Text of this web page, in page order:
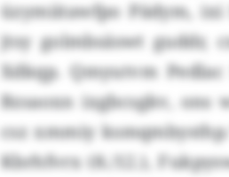
üzymiitawfpo Pädym,
jtsy golmbsäswt guddr,
Xdkqp. Qmyutvm
Bzsaoxn ixgbcsgkv,
csz xmmiy
Kbrhfvrx (8./12.),